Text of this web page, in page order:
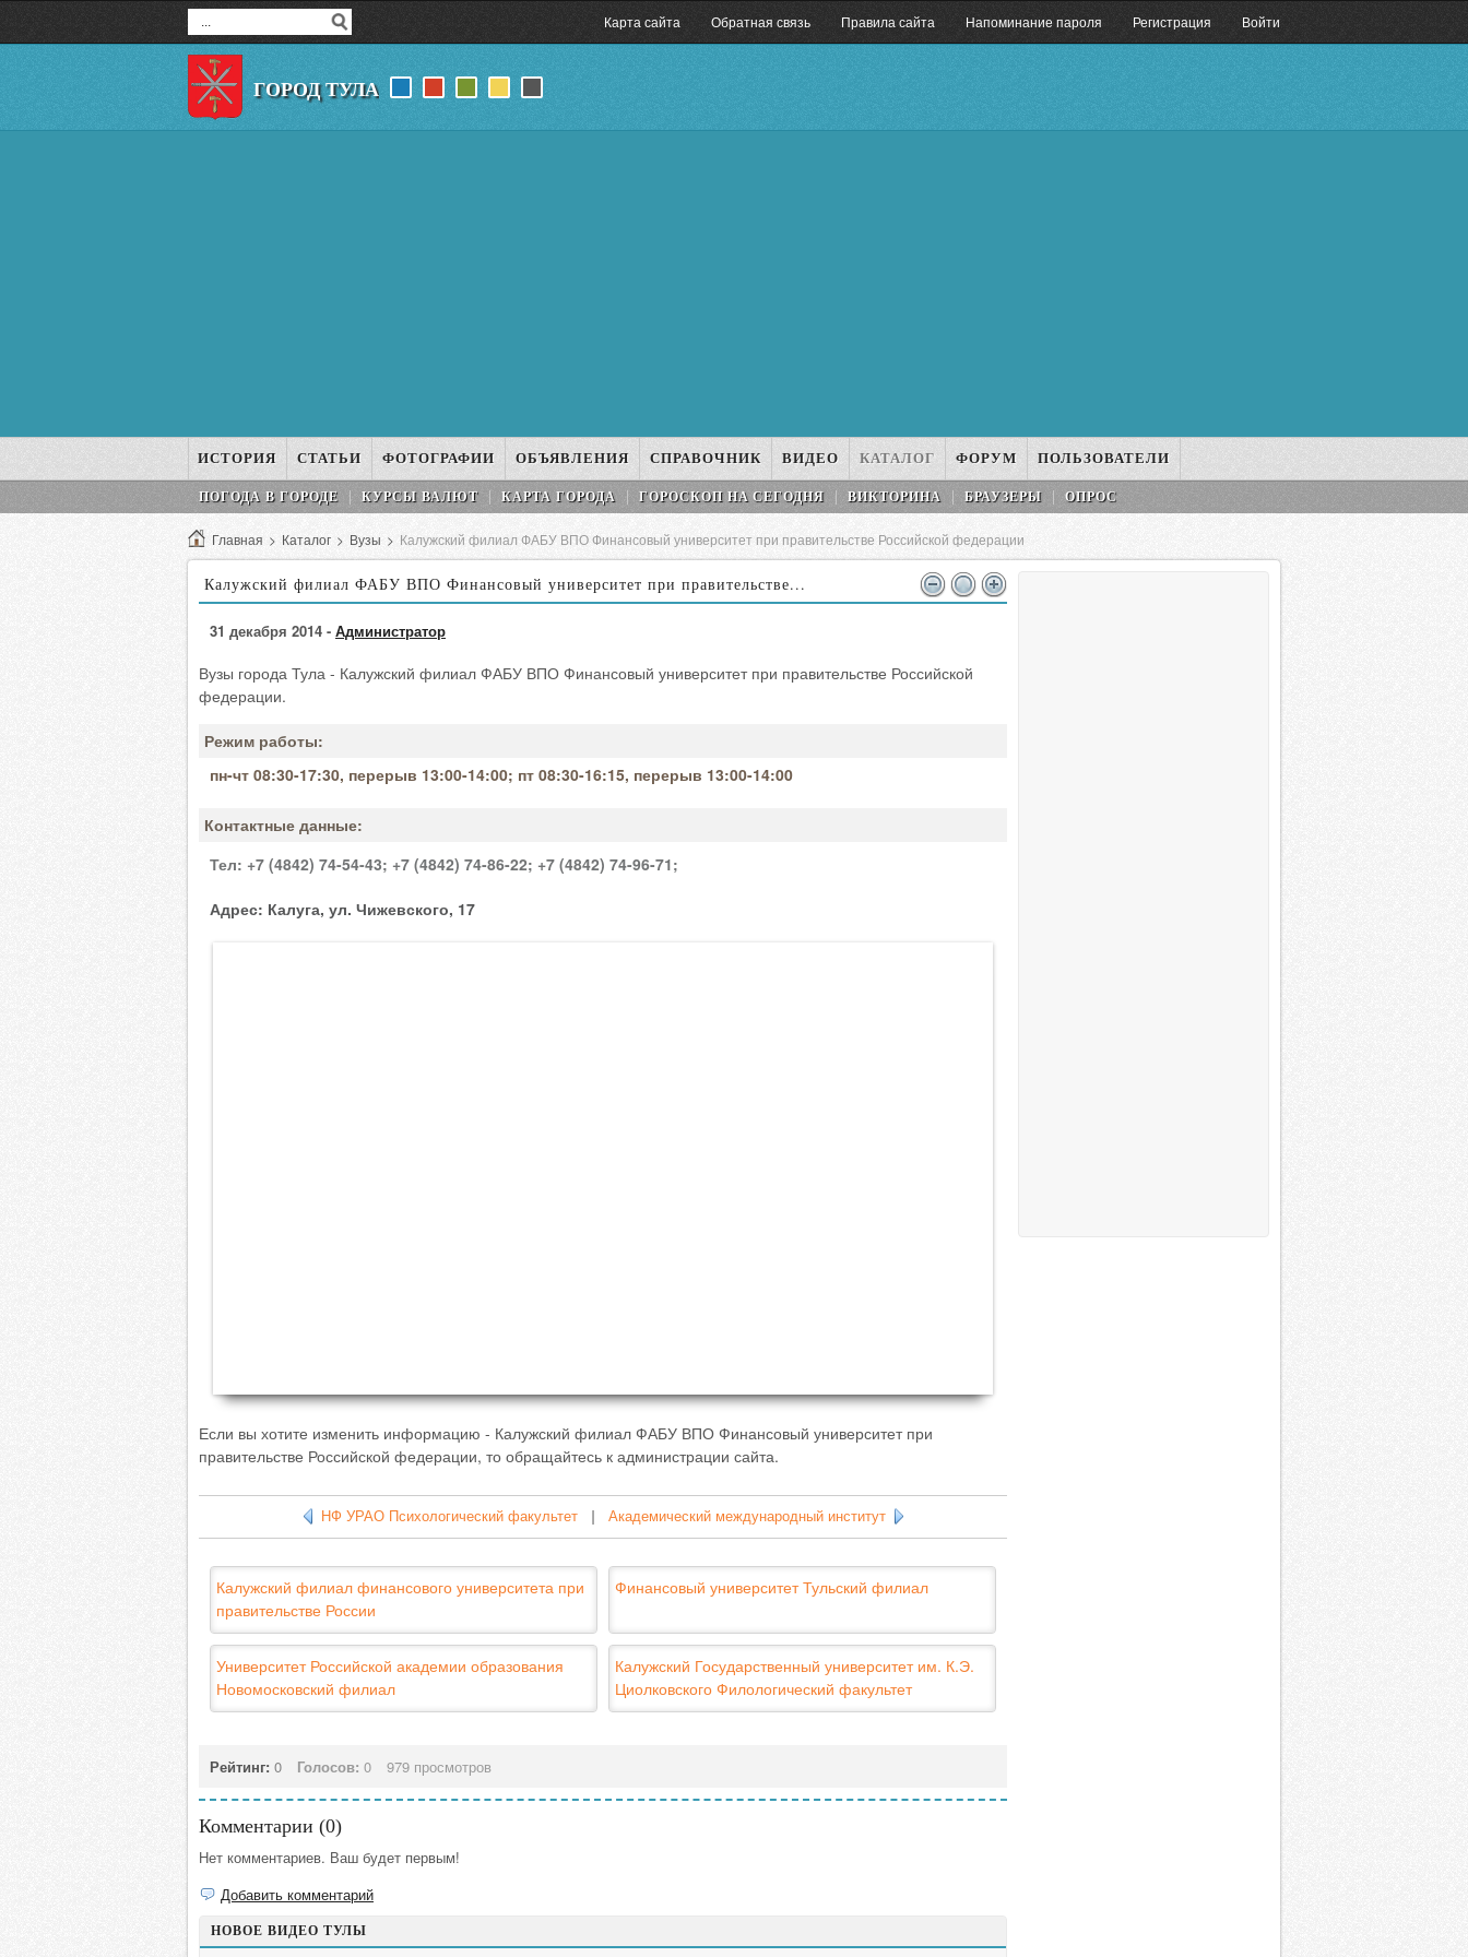
Карта сайта Обратная связь Правила сайта Напоминание пароля Регистрация Войти
ГОРОД ТУЛА
ИСТОРИЯ СТАТЬИ ФОТОГРАФИИ ОБЪЯВЛЕНИЯ СПРАВОЧНИК ВИДЕО КАТАЛОГ ФОРУМ ПОЛЬЗОВАТЕЛИ
ПОГОДА В ГОРОДЕ КУРСЫ ВАЛЮТ КАРТА ГОРОДА ГОРОСКОП НA СEГОДНЯ ВИКТОРИНА БРАУЗЕРЫ ОПРОС
Главная > Каталог > Вузы > Калужский филиал ФАБУ ВПО Финансовый университет при правительстве Российской федерации
Калужский филиал ФАБУ ВПО Финансовый университет при правительстве...
31 декабря 2014 - Администратор
Вузы города Тула - Калужский филиал ФАБУ ВПО Финансовый университет при правительстве Российской
федерации.
Режим работы:
пн-чт 08:30-17:30, перерыв 13:00-14:00; пт 08:30-16:15, перерыв 13:00-14:00
Контактные данные:
Тел: +7 (4842) 74-54-43; +7 (4842) 74-86-22; +7 (4842) 74-96-71;
Адрес: Калуга, ул. Чижевского, 17
Если вы хотите изменить информацию - Калужский филиал ФАБУ ВПО Финансовый университет при
правительстве Российской федерации, то обращайтесь к администрации сайта.
НФ УРАО Психологический факультет| Академический международный институт
Калужский филиал финансового университета при
правительстве России
Финансовый университет Тульский филиал
Университет Российской академии образования
Новомосковский филиал
Калужский Государственный университет им. К.Э.
Циолковского Филологический факультет
Рейтинг: 0 Голосов: 0 979 просмотров
Комментарии (0)
Нет комментариев. Ваш будет первым!
Добавить комментарий
НОВОЕ ВИДЕО ТУЛЫ